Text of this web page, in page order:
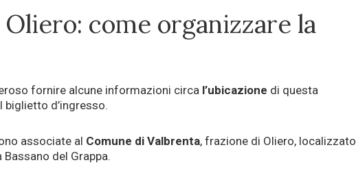
come organizzare la
fornire alcune informazioni circa l’ubicazione di questa
biglietto d’ingresso.
associate al Comune di Valbrenta, frazione di Oliero, localizzato
del Grappa.